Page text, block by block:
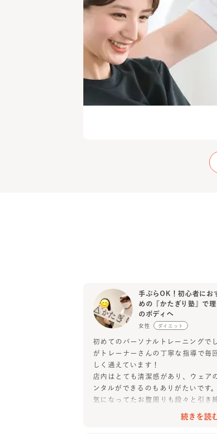
手ぶらOK！初心者にお
めの『かたぎり塾』で
のボディへ
女性 ダイエット
初めてのパーソナルトレーニングで
がトレーナーさんの丁寧な指導で毎
しく通えています！
店内はとても清潔感があり、ウェア
ンタルができるのもありがたいです
気になってたお腹周りも段々と引き
休憩中のお話しも楽しく、親しみや
続きを読